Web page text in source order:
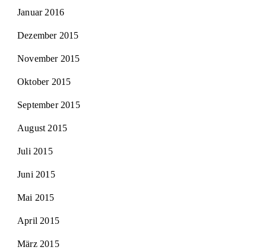
Januar 2016
Dezember 2015
November 2015
Oktober 2015
September 2015
August 2015
Juli 2015
Juni 2015
Mai 2015
April 2015
März 2015